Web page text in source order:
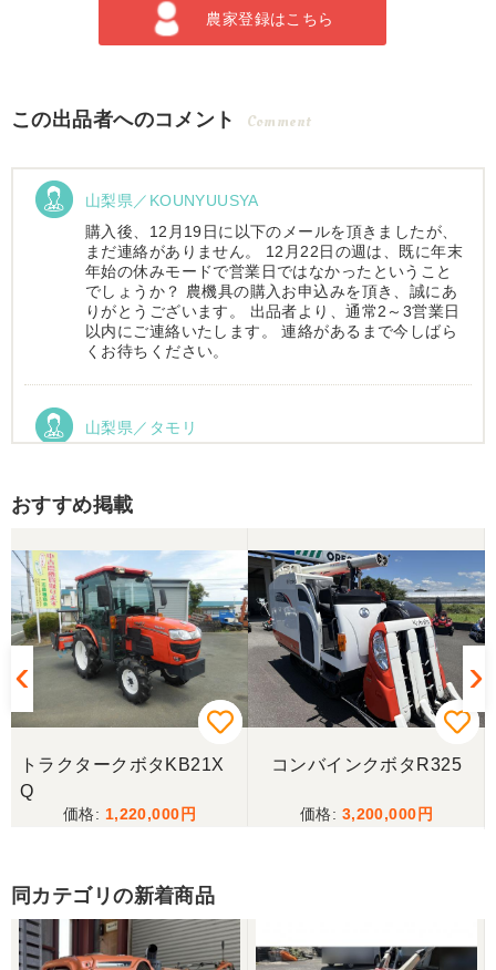
農家登録はこちら
この出品者へのコメント Comment
山梨県／KOUNYUUSYA
購入後、12月19日に以下のメールを頂きましたが、
まだ連絡がありません。 12月22日の週は、既に年末
年始の休みモードで営業日ではなかったということ
でしょうか？ 農機具の購入お申込みを頂き、誠にあ
りがとうございます。 出品者より、通常2～3営業日
以内にご連絡いたします。 連絡があるまで今しばら
くお待ちください。
山梨県／タモリ
だきます。ありがとうございました。
山梨県／伊藤明久
引き取りに行くまでに 時間が掛かってしまって
待っていて頂き有り難うございました。
山梨県／樋野進悦
メールの返信がなかったので、残念ですが、こちら
からキャンセルのメールを送った。
うございました。
おすすめ掲載
トラクタークボタKB21X
Q
1,220,000
コンバインクボタR325
3,200,000
同カテゴリの新着商品